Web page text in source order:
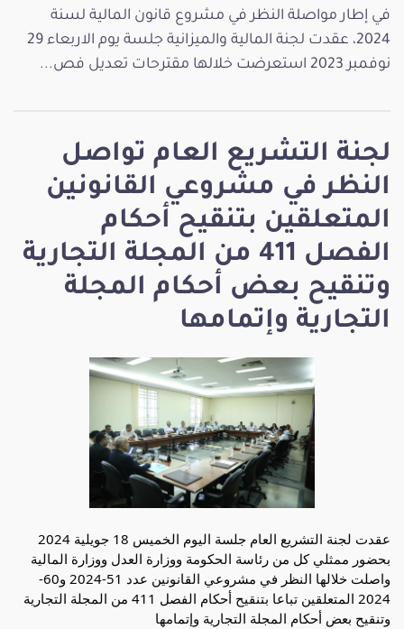
لجنة التشريع العام تواصل
النظر في مشروعي القانونين
المتعلقين بتنقيح أحكام
الفصل 411 من المجلة التجارية
وتنقيح بعض أحكام المجلة
التجارية وإتمامها
عقدت لجنة التشريع العام جلسة اليوم الخميس 18 جويلية 2024
بحضور ممثلي كل من رئاسة الحكومة ووزارة العدل ووزارة المالية
واصلت خلالها النظر في مشروعي القانونين عدد 51-2024 و60-
2024 المتعلقين تباعا بتنقيح أحكام الفصل 411 من المجلة التجارية
وتنقيح بعض أحكام المجلة التجارية وإتمامها
في إطار مواصلة النظر في مشروع قانون المالية لسنة
2024، عقدت لجنة المالية والميزانية جلسة يوم الاربعاء 29
نوفمبر 2023 استعرضت خلالها مقترحات تعديل فص...